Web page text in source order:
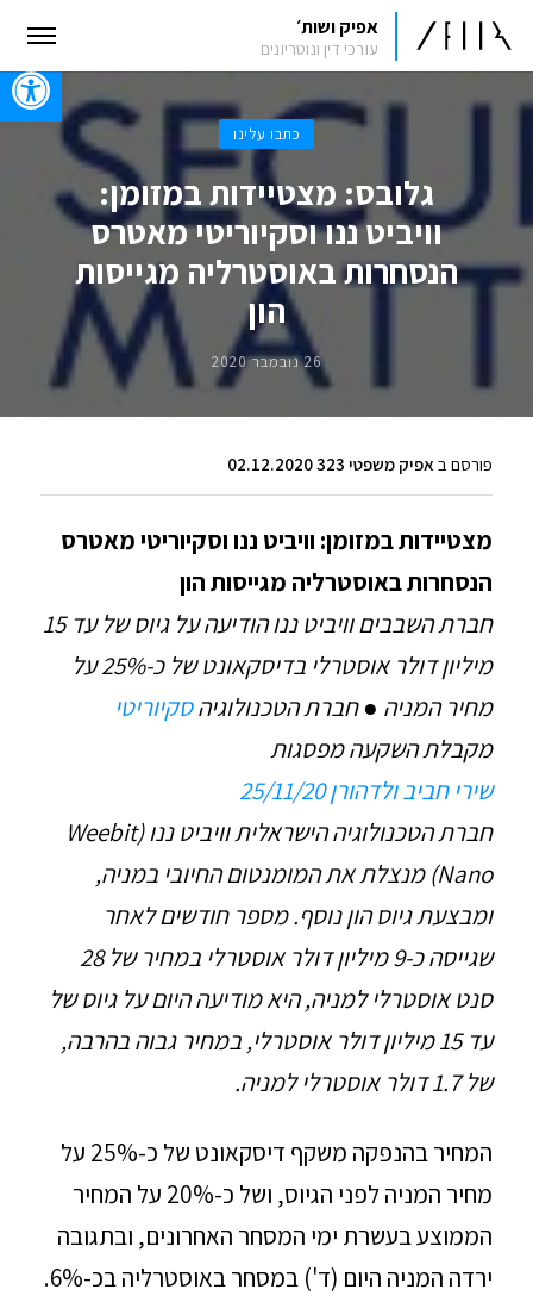
אפיק ושות׳
עורכי דין ונוטריונים
כתבו עלינו
גלובס: מצטיידות במזומן:
וויביט ננו וסקיוריטי מאטרס
הנסחרות באוסטרליה מגייסות
הון
26 נובמבר 2020
פורסם ב אפיק משפטי 323 02.12.2020
מצטיידות במזומן: וויביט ננו וסקיוריטי מאטרס
הנסחרות באוסטרליה מגייסות הון
חברת השבבים וויביט ננו הודיעה על גיוס של עד 15
מיליון דולר אוסטרלי בדיסקאונט של כ-25% על
מחיר המניה ● חברת הטכנולוגיהסקיוריטי
מקבלת השקעה מפסגות
שירי חביב ולדהורן 25/11/20
חברת הטכנולוגיה הישראלית וויביט ננו (Weebit
Nano) מנצלת את המומנטום החיובי במניה,
ומבצעת גיוס הון נוסף. מספר חודשים לאחר
שגייסה כ-9 מיליון דולר אוסטרלי במחיר של 28
סנט אוסטרלי למניה, היא מודיעה היום על גיוס של
עד 15 מיליון דולר אוסטרלי, במחיר גבוה בהרבה,
של 1.7 דולר אוסטרלי למניה.
המחיר בהנפקה משקף דיסקאונט של כ-25% על
מחיר המניה לפני הגיוס, ושל כ-20% על המחיר
הממוצע בעשרת ימי המסחר האחרונים, ובתגובה
ירדה המניה היום (ד') במסחר באוסטרליה בכ-6%.